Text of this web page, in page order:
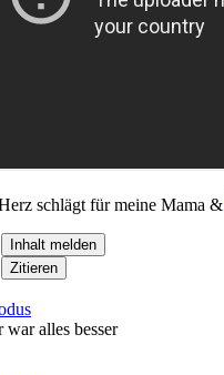
schlägt für meine Mama &
Inhalt melden
Zitieren
war alles besser